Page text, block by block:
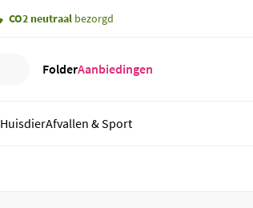
CO2 neutraal bezorgd
FolderAanbiedingen
HuisdierAfvallen & Sport